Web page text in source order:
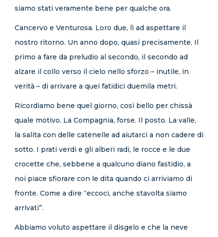
siamo stati veramente bene per qualche ora.
Cancervo e Venturosa. Loro due, lì ad aspettare il
nostro ritorno. Un anno dopo, quasi precisamente. Il
primo a fare da preludio al secondo, il secondo ad
alzare il collo verso il cielo nello sforzo – inutile, in
verità – di arrivare a quei fatidici duemila metri.
Ricordiamo bene quel giorno, così bello per chissà
quale motivo. La Compagnia, forse. Il posto. La valle,
la salita con delle catenelle ad aiutarci a non cadere di
sotto. I prati verdi e gli alberi radi, le rocce e le due
crocette che, sebbene a qualcuno diano fastidio, a
noi piace sfiorare con le dita quando ci arriviamo di
fronte. Come a dire “eccoci, anche stavolta siamo
arrivati”.
Abbiamo voluto aspettare il disgelo e che la neve